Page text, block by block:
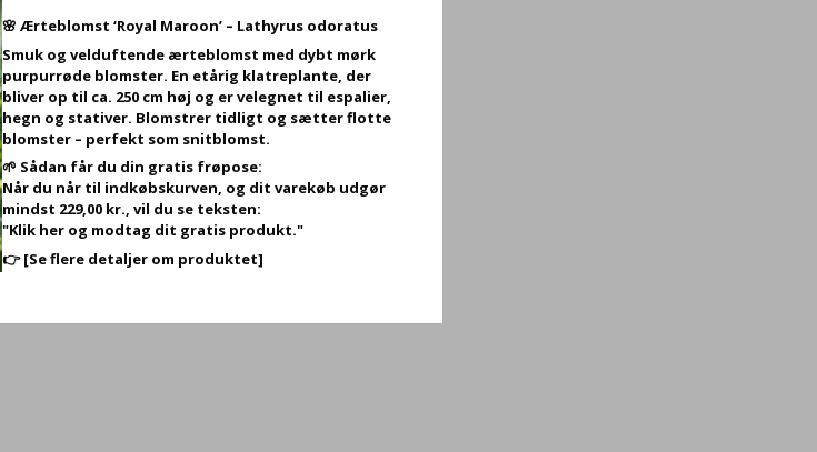
🌸 Ærteblomst ‘Royal Maroon’ – Lathyrus odoratus
Smuk og velduftende ærteblomst med dybt mørk
purpurrøde blomster. En etårig klatreplante, der
bliver op til ca. 250 cm høj og er velegnet til espalier,
hegn og stativer. Blomstrer tidligt og sætter flotte
blomster – perfekt som snitblomst.
🌱 Sådan får du din gratis frøpose:
Når du når til indkøbskurven, og dit varekøb udgør
mindst 229,00 kr., vil du se teksten:
"Klik her og modtag dit gratis produkt."
👉[Se flere detaljer om produktet]